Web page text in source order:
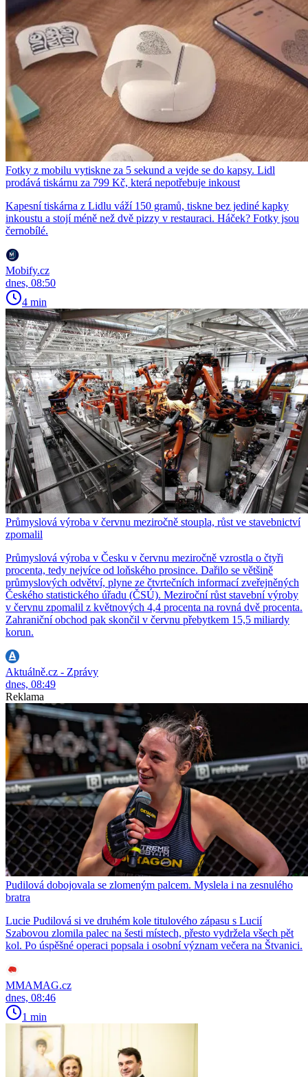
Fotky z mobilu vytiskne za 5 sekund a vejde se do kapsy. Lidl
prodává tiskárnu za 799 Kč, která nepotřebuje inkoust
Kapesní tiskárna z Lidlu váží 150 gramů, tiskne bez jediné kapky
inkoustu a stojí méně než dvě pizzy v restauraci. Háček? Fotky jsou
černobílé.
Mobify.cz
dnes, 08:50
4 min
Průmyslová výroba v červnu meziročně stoupla, růst ve stavebnictví
zpomalil
Průmyslová výroba v Česku v červnu meziročně vzrostla o čtyři
procenta, tedy nejvíce od loňského prosince. Dařilo se většině
průmyslových odvětví, plyne ze čtvrtečních informací zveřejněných
Českého statistického úřadu (ČSÚ). Meziroční růst stavební výroby
v červnu zpomalil z květnových 4,4 procenta na rovná dvě procenta.
Zahraniční obchod pak skončil v červnu přebytkem 15,5 miliardy
korun.
Aktuálně.cz - Zprávy
dnes, 08:49
Reklama
Pudilová dobojovala se zlomeným palcem. Myslela i na zesnulého
bratra
Lucie Pudilová si ve druhém kole titulového zápasu s Lucií
Szabovou zlomila palec na šesti místech, přesto vydržela všech pět
kol. Po úspěšné operaci popsala i osobní význam večera na Štvanici.
MMAMAG.cz
dnes, 08:46
1 min